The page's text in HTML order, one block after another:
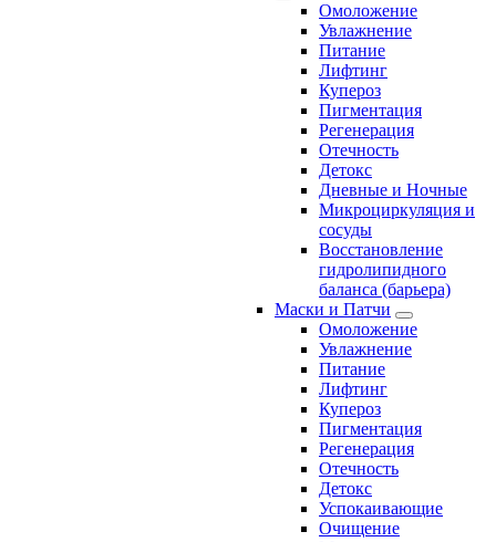
Омоложение
Увлажнение
Питание
Лифтинг
Купероз
Пигментация
Регенерация
Отечность
Детокс
Дневные и Ночные
Микроциркуляция и
сосуды
Восстановление
гидролипидного
баланса (барьера)
Маски и Патчи
Омоложение
Увлажнение
Питание
Лифтинг
Купероз
Пигментация
Регенерация
Отечность
Детокс
Успокаивающие
Очищение